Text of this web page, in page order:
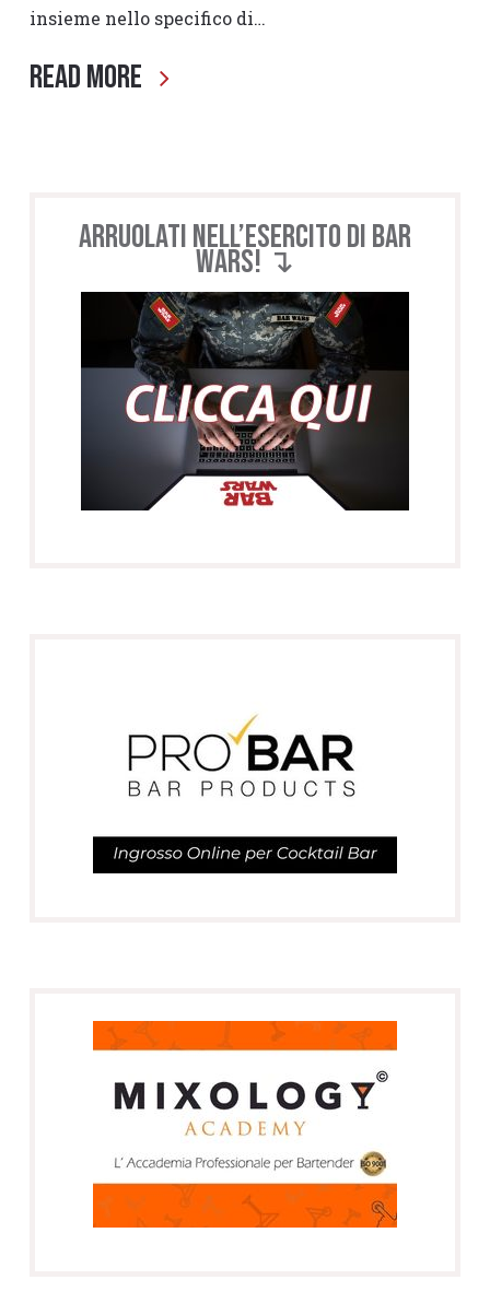
insieme nello specifico di…
Read More
Arruolati nell’esercito di BAR
WARS! ↴